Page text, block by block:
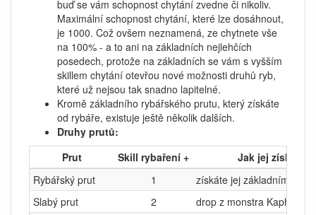
buď se vám schopnost chytání zvedne či nikoliv.
Maximální schopnost chytání, které lze dosáhnout,
je 1000. Což ovšem neznamená, ze chytnete vše
na 100% - a to ani na základních nejlehčích
posedech, protože na základních se vám s vyšším
skillem chytání otevřou nové možnosti druhů ryb,
které už nejsou tak snadno lapitelné.
Kromě základního rybářského prutu, který získáte
od rybáře, existuje ještě několik dalších.
Druhy prutů:
Prut
Skill rybaření +
Jak jej získat
Rybářský prut
1
získáte jej základním
Slabý prut
2
drop z monstra Kapha na